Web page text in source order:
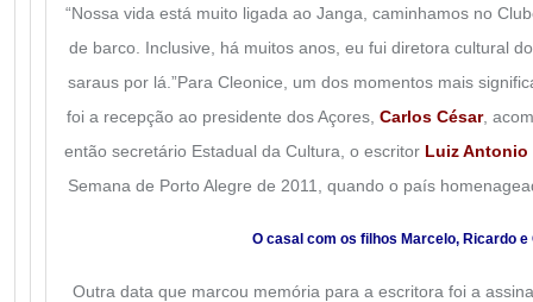
“Nossa vida está muito ligada ao Janga, caminhamos no
de barco. Inclusive, há muitos anos, eu fui diretora cultural
saraus por lá.”Para Cleonice, um dos momentos mais
foi a recepção ao presidente dos Açores, Carlos César,
então secretário Estadual da Cultura, o escritor Luiz Antonio
Semana de Porto Alegre de 2011, quando o país
O casal com os filhos Marcelo, Ricardo e
Outra data que marcou memória para a escritora foi a